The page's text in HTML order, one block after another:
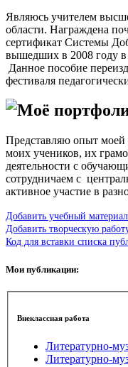
Являюсь учителем
области. Награждена
сертификат Системы
вышедших в 2008 году в
Данное пособие
фестиваля
Моё
Представляю опыт моей
моих учеников, их
деятельности с
сотрудничаем с
активное участие в
Добавить учебный
Добавить творческую
Код для вставки списка
Мои публикации:
Внеклассная работа
Литературно-
Литературно-